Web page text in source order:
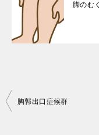
脚のむ
投
胸郭出口症候群